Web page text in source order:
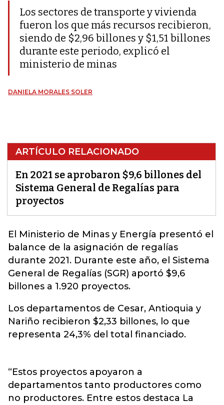
Los sectores de transporte y vivienda
fueron los que más recursos recibieron,
siendo de $2,96 billones y $1,51 billones
durante este periodo, explicó el
ministerio de minas
DANIELA MORALES SOLER
ARTÍCULO RELACIONADO
En 2021 se aprobaron $9,6 billones del
Sistema General de Regalías para
proyectos
El Ministerio de Minas y Energía presentó el
balance de la asignación de regalías
durante 2021. Durante este año, el Sistema
General de Regalías (SGR) aportó $9,6
billones a 1.920 proyectos.
Los departamentos de Cesar, Antioquia y
Nariño recibieron $2,33 billones, lo que
representa 24,3% del total financiado.
“Estos proyectos apoyaron a
departamentos tanto productores como
no productores. Entre estos destaca La